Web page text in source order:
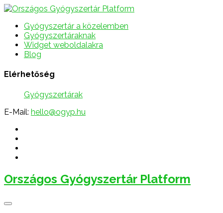
Gyógyszertár a közelemben
Gyógyszertáraknak
Widget weboldalakra
Blog
Elérhetőség
Gyógyszertárak
E-Mail: hello@ogyp.hu
Országos Gyógyszertár Platform